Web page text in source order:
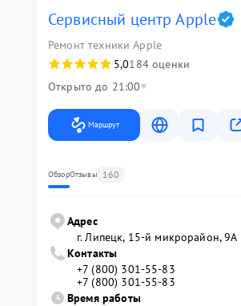
Сервисный центр Apple
Ремонт техники Apple
5,0184 оценки
Открыто до 21:00
Маршрут
ОбзорОтзывы 160
Адрес
г. Липецк, 15-й микрорайон, 9А
Контакты
+7 (800) 301-55-83
+7 (800) 301-55-83
Время работы